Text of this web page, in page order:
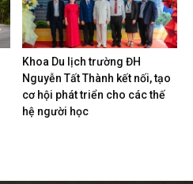
Khoa Du lịch trường ĐH
Nguyễn Tất Thành kết nối, tạo
cơ hội phát triển cho các thế
hệ người học